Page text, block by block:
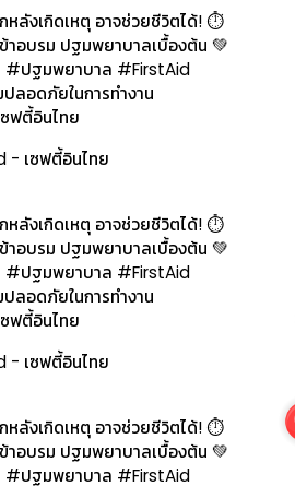
หลังเกิดเหตุ อาจช่วยชีวิตได้! ⏱️
าอบรม ปฐมพยาบาลเบื้องต้น 💚
#ปฐมพยาบาล #FirstAid
อดภัยในการทำงาน
ตี้อินไทย
- เซฟตี้อินไทย
หลังเกิดเหตุ อาจช่วยชีวิตได้! ⏱️
าอบรม ปฐมพยาบาลเบื้องต้น 💚
#ปฐมพยาบาล #FirstAid
อดภัยในการทำงาน
ตี้อินไทย
- เซฟตี้อินไทย
หลังเกิดเหตุ อาจช่วยชีวิตได้! ⏱️
าอบรม ปฐมพยาบาลเบื้องต้น 💚
#ปฐมพยาบาล #FirstAid